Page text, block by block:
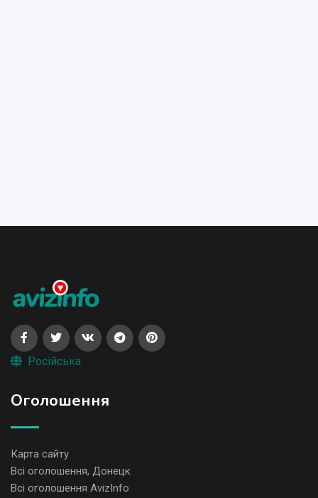
Російська
Оголошення
Карта сайту
Всі оголошення, Донецк
Всі оголошення AvizInfo